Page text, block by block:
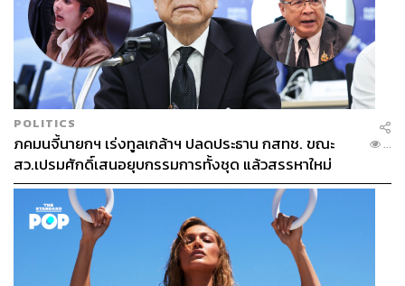
POLITICS
ภคมนจี้นายกฯ เร่งทูลเกล้าฯ ปลดประธาน กสทช. ขณะ
สว.เปรมศักดิ์เสนอยุบกรรมการทั้งชุด แล้วสรรหาใหม่
...